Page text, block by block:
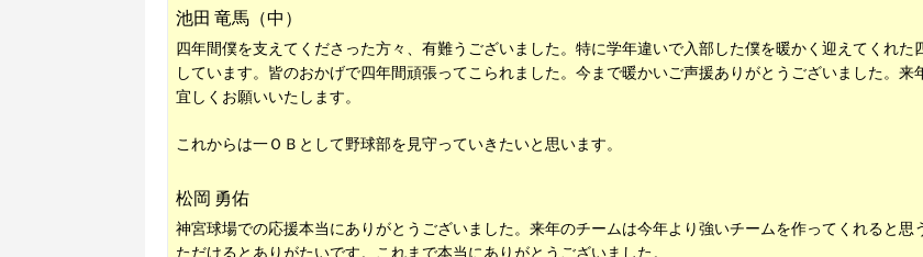
池田 竜馬（中）
四年間僕を支えてくださった方々、有難うございました。特に学年違いで入部した僕を暖かく迎えてくれた
しています。皆のおかげで四年間頑張ってこられました。今まで暖かいご声援ありがとうございました。来
宜しくお願いいたします。
これからは一ＯＢとして野球部を見守っていきたいと思います。
松岡 勇佑
神宮球場での応援本当にありがとうございました。来年のチームは今年より強いチームを作ってくれると思
ただけるとありがたいです。これまで本当にありがとうございました。